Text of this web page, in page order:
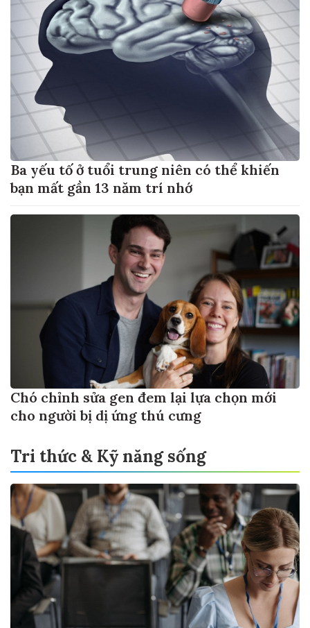
Ba yếu tố ở tuổi trung niên có thể khiến
bạn mất gần 13 năm trí nhớ
Chó chỉnh sửa gen đem lại lựa chọn mới
cho người bị dị ứng thú cưng
Tri thức & Kỹ năng sống